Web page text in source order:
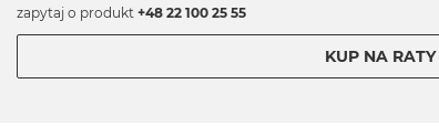
zapytaj o produkt +48 22 100 25 55
KUP NA RATY